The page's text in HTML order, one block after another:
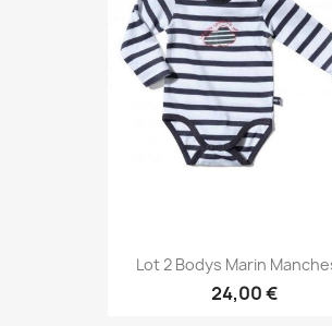
Lot 2 Bodys Marin
24,00 €